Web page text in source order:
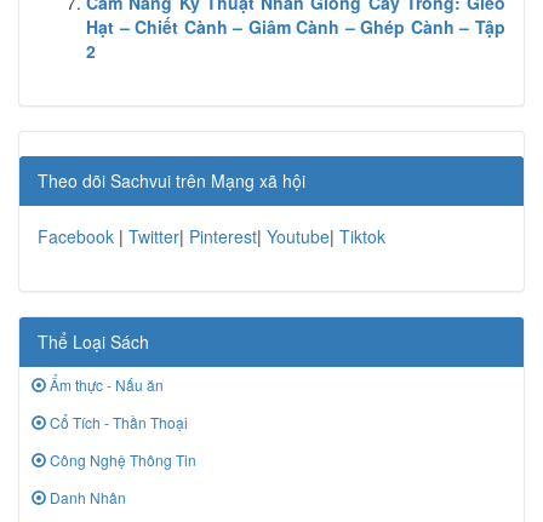
Hạt – Chiết Cành – Giâm Cành – Ghép Cành – Tập
2
Theo dõi Sachvui trên Mạng xã hội
Facebook | Twitter| Pinterest| Youtube| Tiktok
Thể Loại Sách
Ẩm thực - Nấu ăn
Cổ Tích - Thần Thoại
Công Nghệ Thông Tin
Danh Nhân